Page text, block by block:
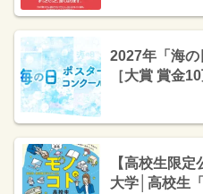
2027年「海
［大賞 賞金10
【高校生限
大学│高校生